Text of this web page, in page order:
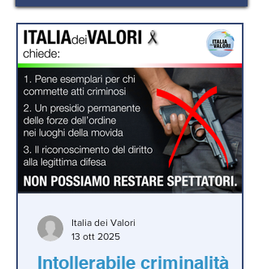
Intollerabile criminalità
Italia dei Valori
13 ott 2025